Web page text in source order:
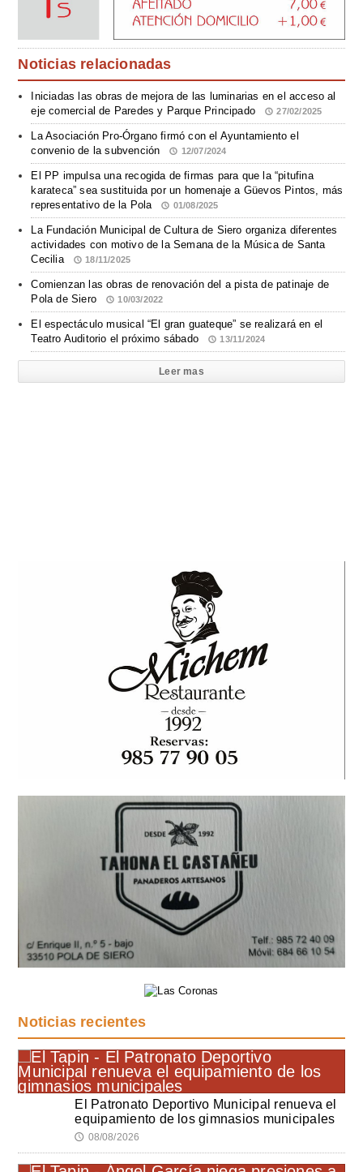
Noticias relacionadas
Iniciadas las obras de mejora de las luminarias en el acceso al
eje comercial de Paredes y Parque Principado
27/02/2025
La Asociación Pro-Órgano firmó con el Ayuntamiento el
convenio de la subvención
12/07/2024
El PP impulsa una recogida de firmas para que la “pitufina
karateca” sea sustituida por un homenaje a Güevos Pintos, más
representativo de la Pola
01/08/2025
La Fundación Municipal de Cultura de Siero organiza diferentes
actividades con motivo de la Semana de la Música de Santa
Cecilia
18/11/2025
Comienzan las obras de renovación del a pista de patinaje de
Pola de Siero
10/03/2022
El espectáculo musical “El gran guateque” se realizará en el
Teatro Auditorio el próximo sábado
13/11/2024
Leer mas
Noticias recientes
El Patronato Deportivo Municipal renueva el
equipamiento de los gimnasios municipales
🕔 08/08/2026